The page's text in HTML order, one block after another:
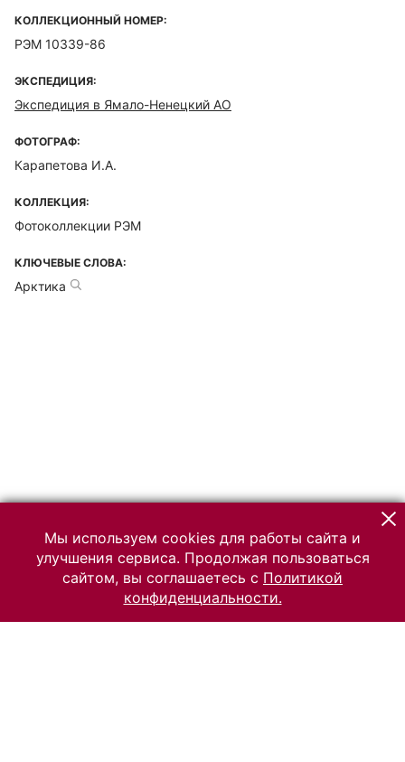
КОЛЛЕКЦИОННЫЙ НОМЕР:
РЭМ 10339-86
ЭКСПЕДИЦИЯ:
Экспедиция в Ямало-Ненецкий АО
ФОТОГРАФ:
Карапетова И.А.
КОЛЛЕКЦИЯ:
Фотоколлекции РЭМ
КЛЮЧЕВЫЕ СЛОВА:
Арктика
Мы используем cookies для работы сайта и
улучшения сервиса. Продолжая пользоваться
сайтом, вы соглашаетесь с Политикой
конфиденциальности.